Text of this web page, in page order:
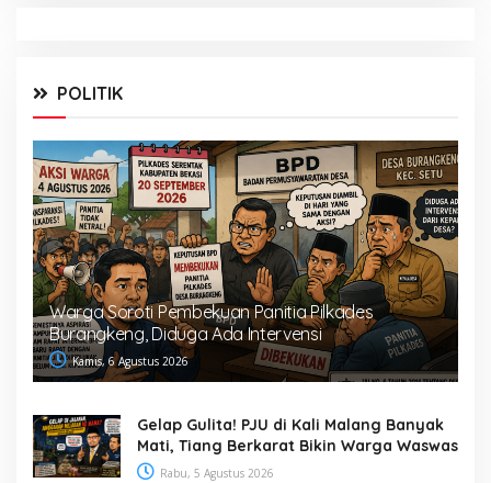
POLITIK
Warga Soroti Pembekuan Panitia Pilkades
Burangkeng, Diduga Ada Intervensi
Kamis, 6 Agustus 2026
Gelap Gulita! PJU di Kali Malang Banyak
Mati, Tiang Berkarat Bikin Warga Waswas
Rabu, 5 Agustus 2026